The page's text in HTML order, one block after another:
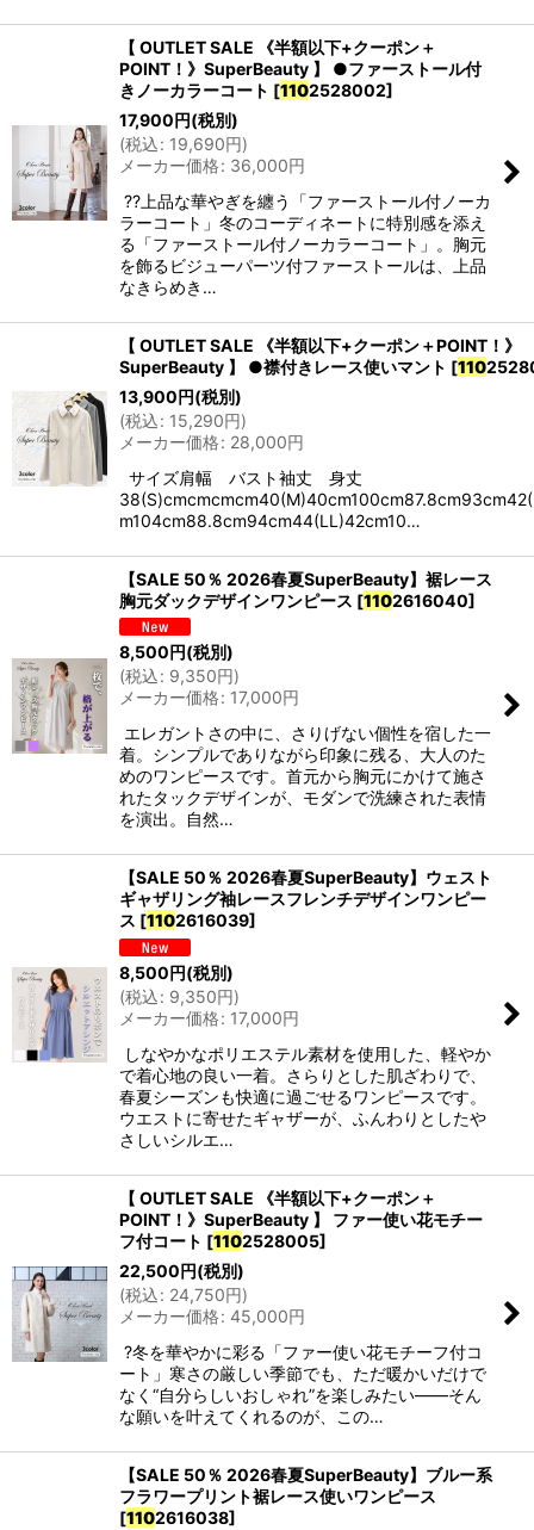
【 OUTLET SALE 《半額以下+クーポン＋
POINT！》SuperBeauty 】 ●ファーストール付
きノーカラーコート [1102528002]
17,900円(税別)
(税込: 19,690円)
メーカー価格: 36,000円
??上品な華やぎを纏う「ファーストール付ノーカ
ラーコート」冬のコーディネートに特別感を添え
る「ファーストール付ノーカラーコート」。胸元
を飾るビジューパーツ付ファーストールは、上品
なきらめき…
【 OUTLET SALE 《半額以下+クーポン＋POINT！》
SuperBeauty 】 ●襟付きレース使いマント [110
13,900円(税別)
(税込: 15,290円)
メーカー価格: 28,000円
サイズ肩幅 バスト袖丈 身丈
m104cm88.8cm94cm44(LL)42cm10…
【SALE 50％ 2026春夏SuperBeauty】裾レース
胸元ダックデザインワンピース [1102616040]
8,500円(税別)
(税込: 9,350円)
メーカー価格: 17,000円
エレガントさの中に、さりげない個性を宿した一
着。シンプルでありながら印象に残る、大人のた
めのワンピースです。首元から胸元にかけて施さ
れたタックデザインが、モダンで洗練された表情
を演出。自然…
【SALE 50％ 2026春夏SuperBeauty】ウェスト
ギャザリング袖レースフレンチデザインワンピー
ス [1102616039]
8,500円(税別)
(税込: 9,350円)
メーカー価格: 17,000円
しなやかなポリエステル素材を使用した、軽やか
で着心地の良い一着。さらりとした肌ざわりで、
春夏シーズンも快適に過ごせるワンピースです。
ウエストに寄せたギャザーが、ふんわりとしたや
さしいシルエ…
【 OUTLET SALE 《半額以下+クーポン＋
POINT！》SuperBeauty 】 ファー使い花モチー
フ付コート [1102528005]
22,500円(税別)
(税込: 24,750円)
メーカー価格: 45,000円
?冬を華やかに彩る「ファー使い花モチーフ付コ
ート」寒さの厳しい季節でも、ただ暖かいだけで
なく“自分らしいおしゃれ”を楽しみたい――そん
な願いを叶えてくれるのが、この…
【SALE 50％ 2026春夏SuperBeauty】ブルー系
フラワープリント裾レース使いワンピース
[1102616038]